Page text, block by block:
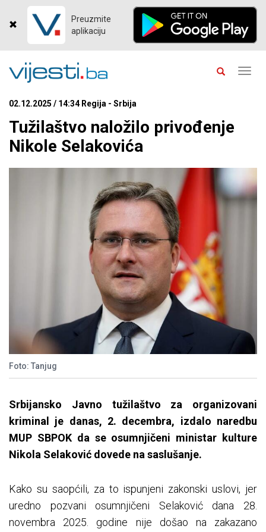
Preuzmite
aplikaciju
02.12.2025 / 14:34 Regija - Srbija
Tužilaštvo naložilo privođenje
Nikole Selakovića
Foto: Tanjug
Srbijansko Javno tužilaštvo za organizovani
kriminal je danas, 2. decembra, izdalo naredbu
MUP SBPOK da se osumnjičeni ministar kulture
Nikola Selaković dovede na saslušanje.
Kako su saopćili, za to ispunjeni zakonski uslovi, jer
uredno pozvani osumnjičeni Selaković dana 28.
novembra 2025. godine nije došao na zakazano